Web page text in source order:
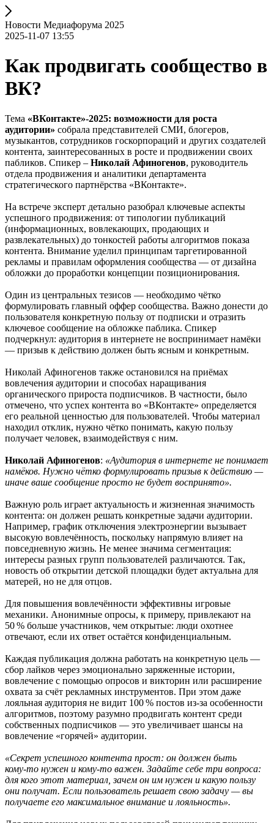
Новости Медиафорума 2025
2025-11-07 13:55
Как продвигать сообщество в
ВК?
Тема «ВКонтакте»-2025: возможности для роста
аудитории» собрала представителей СМИ, блогеров,
музыкантов, сотрудников госкорпораций и других создателей
контента, заинтересованных в росте и продвижении своих
пабликов. Спикер – Николай Афиногенов, руководитель
отдела продвижения и аналитики департамента
стратегического партнёрства «ВКонтакте».
На встрече эксперт детально разобрал ключевые аспекты
успешного продвижения: от типологии публикаций
(информационных, вовлекающих, продающих и
развлекательных) до тонкостей работы алгоритмов показа
контента. Внимание уделил принципам таргетированной
рекламы и правилам оформления сообщества — от дизайна
обложки до проработки концепции позиционирования.
Один из центральных тезисов — необходимо чётко
формулировать главный оффер сообщества. Важно донести до
пользователя конкретную пользу от подписки и отразить
ключевое сообщение на обложке паблика. Спикер
подчеркнул: аудитория в интернете не воспринимает намёки
— призыв к действию должен быть ясным и конкретным.
Николай Афиногенов также остановился на приёмах
вовлечения аудитории и способах наращивания
органического прироста подписчиков. В частности, было
отмечено, что успех контента во «ВКонтакте» определяется
его реальной ценностью для пользователей. Чтобы материал
находил отклик, нужно чётко понимать, какую пользу
получает человек, взаимодействуя с ним.
Николай Афиногенов: «Аудитория в интернете не понимает
намёков. Нужно чётко формулировать призыв к действию —
иначе ваше сообщение просто не будет воспринято».
Важную роль играет актуальность и жизненная значимость
контента: он должен решать конкретные задачи аудитории.
Например, график отключения электроэнергии вызывает
высокую вовлечённость, поскольку напрямую влияет на
повседневную жизнь. Не менее значима сегментация:
интересы разных групп пользователей различаются. Так,
новость об открытии детской площадки будет актуальна для
матерей, но не для отцов.
Для повышения вовлечённости эффективны игровые
механики. Анонимные опросы, к примеру, привлекают на
50 % больше участников, чем открытые: люди охотнее
отвечают, если их ответ остаётся конфиденциальным.
Каждая публикация должна работать на конкретную цель —
сбор лайков через эмоционально заряженные истории,
вовлечение с помощью опросов и викторин или расширение
охвата за счёт рекламных инструментов. При этом даже
лояльная аудитория не видит 100 % постов из‑за особенности
алгоритмов, поэтому разумно продвигать контент среди
собственных подписчиков — это увеличивает шансы на
вовлечение «горячей» аудитории.
«Секрет успешного контента прост: он должен быть
кому‑то нужен и кому‑то важен. Задайте себе три вопроса:
для кого этот материал, зачем он им нужен и какую пользу
они получат. Если пользователь решает свою задачу — вы
получаете его максимальное внимание и лояльность».